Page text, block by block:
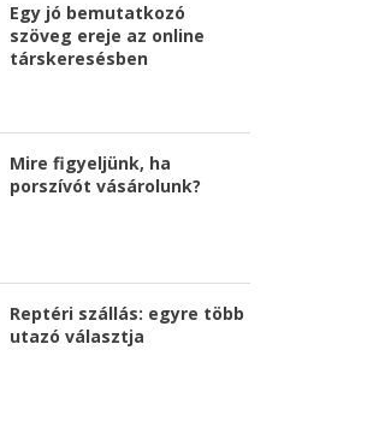
Egy jó bemutatkozó
szöveg ereje az online
társkeresésben
Mire figyeljünk, ha
porszívót vásárolunk?
Reptéri szállás: egyre több
utazó választja